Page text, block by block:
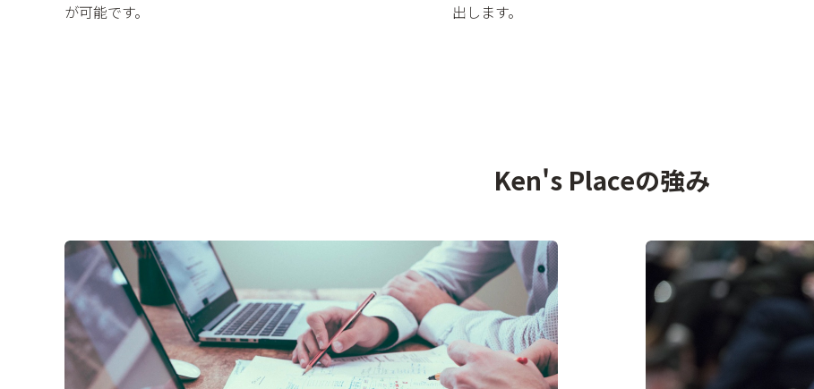
が可能です。
出します。
Ken's Placeの強み